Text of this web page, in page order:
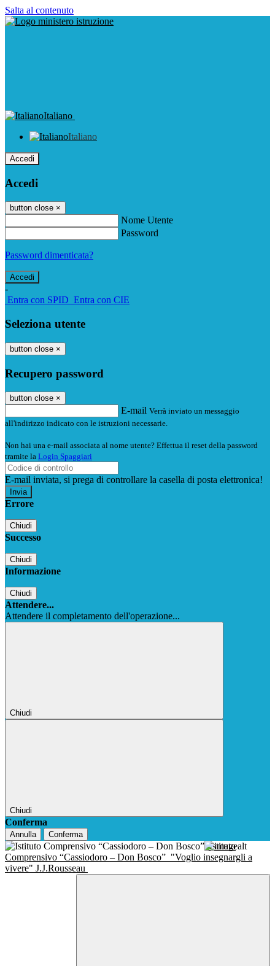
Salta al contenuto
Italiano
Italiano
Accedi
Accedi
button close ×
Nome Utente
Password
Password dimenticata?
-
Entra con SPID Entra con CIE
Seleziona utente
button close ×
Recupero password
button close ×
E-mail Verrà inviato un messaggio
all'indirizzo indicato con le istruzioni necessarie.
Non hai una e-mail associata al nome utente? Effettua il reset della password
tramite la Login Spaggiari
E-mail inviata, si prega di controllare la casella di posta elettronica!
Errore
Chiudi
Successo
Chiudi
Informazione
Chiudi
Attendere...
Attendere il completamento dell'operazione...
Chiudi
Chiudi
Conferma
Annulla Conferma
Istituto
Comprensivo “Cassiodoro – Don Bosco” "Voglio insegnargli a
vivere" J.J.Rousseau